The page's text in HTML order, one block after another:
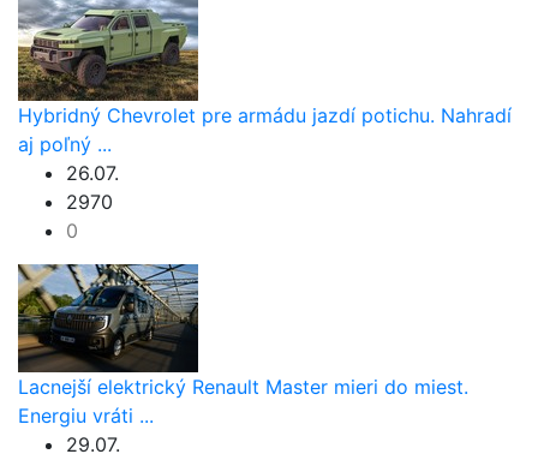
Hybridný Chevrolet pre armádu jazdí potichu. Nahradí
aj poľný ...
26.07.
2970
0
Lacnejší elektrický Renault Master mieri do miest.
Energiu vráti ...
29.07.